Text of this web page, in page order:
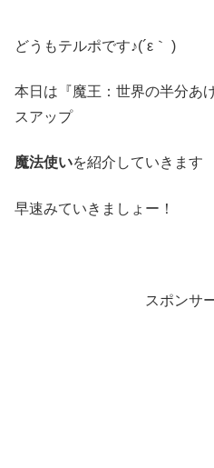
どうもテルポです♪(´ε｀ )
本日は『魔王：世界の半分あ
スアップ
魔法使いを紹介していきます
早速みていきましょー！
スポンサ